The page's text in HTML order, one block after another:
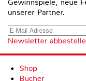
Gewinnspiele, neue
unserer Partner.
Newsletter
Shop
Bücher